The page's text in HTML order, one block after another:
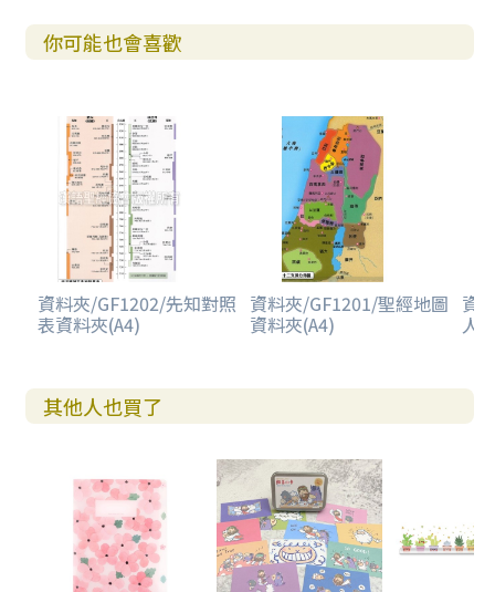
你可能也會喜歡
資料夾/GF1202/先知對照
表資料夾(A4)
資料夾/GF1201/聖經地圖
資料夾(A4)
資
人
其他人也買了